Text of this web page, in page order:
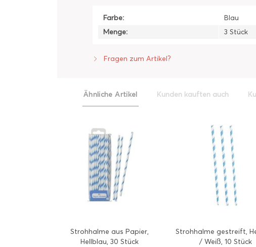
Farbe:
Blau
Menge:
3 Stück
Fragen zum Artikel?
Ähnliche Artikel Kunden kauften auch
Strohhalme aus Papier,
Hellblau, 30 Stück
Strohhalme gestreift,
/ Weiß, 10 Stück